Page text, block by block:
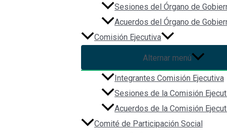
Sesiones del Órgano de
Acuerdos del Órgano de
Comisión Ejecutiva
Alternar menú
Integrantes Comisión Ejecutiva
Sesiones de la Comisión
Acuerdos de la Comisión
Comité de Participación Social